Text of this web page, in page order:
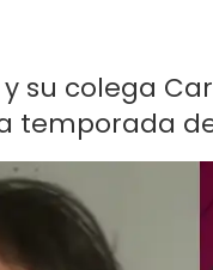
su colega
temporada